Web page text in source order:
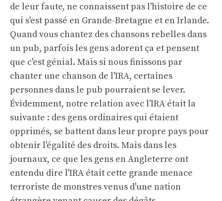
de leur faute, ne connaissent pas l'histoire de ce
qui s'est passé en Grande-Bretagne et en Irlande.
Quand vous chantez des chansons rebelles dans
un pub, parfois les gens adorent ça et pensent
que c'est génial. Mais si nous finissons par
chanter une chanson de l'IRA, certaines
personnes dans le pub pourraient se lever.
Évidemment, notre relation avec l'IRA était la
suivante : des gens ordinaires qui étaient
opprimés, se battent dans leur propre pays pour
obtenir l'égalité des droits. Mais dans les
journaux, ce que les gens en Angleterre ont
entendu dire l'IRA était cette grande menace
terroriste de monstres venus d'une nation